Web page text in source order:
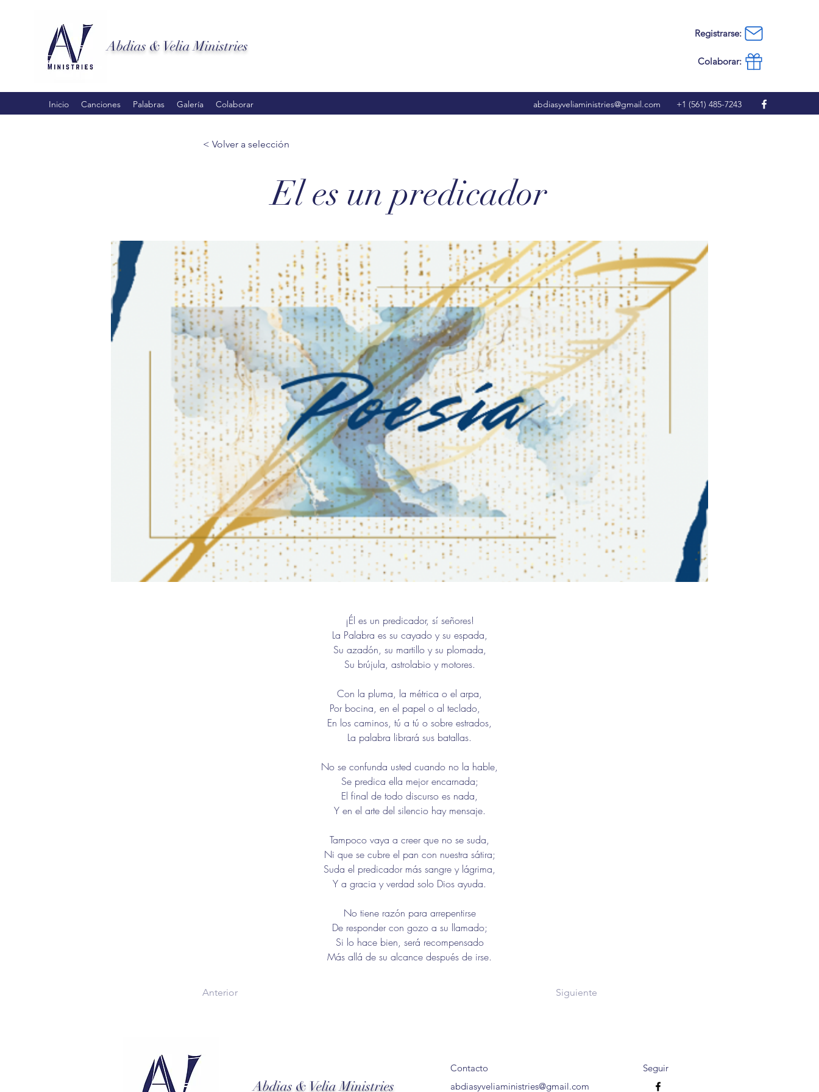
Abdias & Velia Ministries
Registrarse:
Colaborar:
Inicio Canciones Palabras Galería Colaborar abdiasyveliaministries@gmail.com +1 (561) 485-7243
< Volver a selección
El es un predicador
¡Él es un predicador, sí señores!
La Palabra es su cayado y su espada,
Su azadón, su martillo y su plomada,
Su brújula, astrolabio y motores.
Con la pluma, la métrica o el arpa,
Por bocina, en el papel o al teclado,
En los caminos, tú a tú o sobre estrados,
La palabra librará sus batallas.
No se confunda usted cuando no la hable,
Se predica ella mejor encarnada;
El final de todo discurso es nada,
Y en el arte del silencio hay mensaje.
Tampoco vaya a creer que no se suda,
Ni que se cubre el pan con nuestra sátira;
Suda el predicador más sangre y lágrima,
Y a gracia y verdad solo Dios ayuda.
No tiene razón para arrepentirse
De responder con gozo a su llamado;
Si lo hace bien, será recompensado
Más allá de su alcance después de irse.
Anterior Siguiente
Abdias & Velia Ministries
Contacto
abdiasyveliaministries@gmail.com
Seguir